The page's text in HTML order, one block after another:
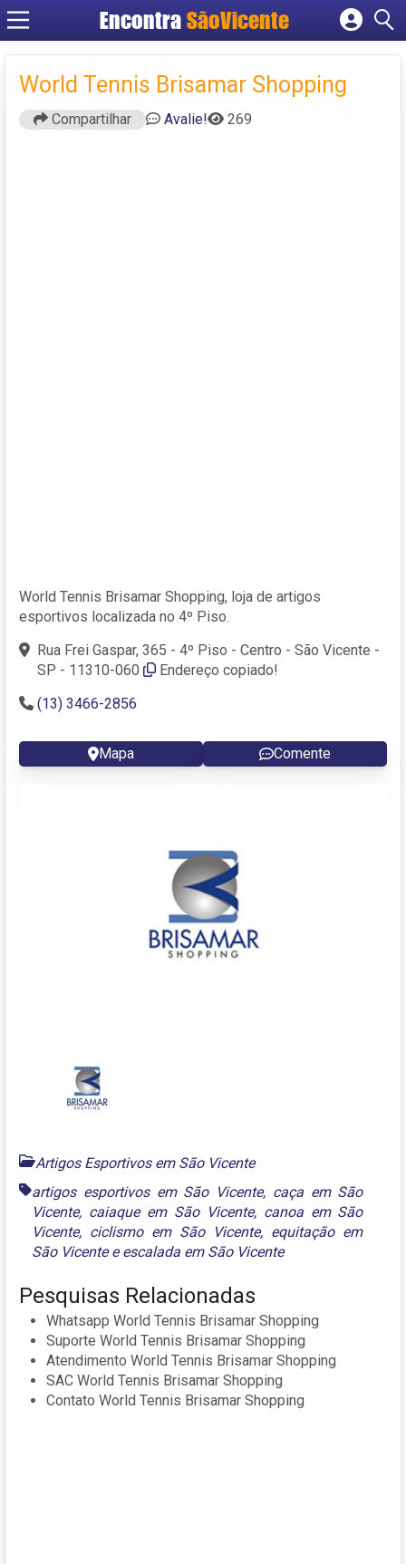
Encontra SãoVicente
Cadastrar empresa
Criar conta
World Tennis Brisamar Shopping
Compartilhar Avalie! 269
World Tennis Brisamar Shopping, loja de artigos
esportivos localizada no 4º Piso.
Rua Frei Gaspar, 365 - 4º Piso - Centro - São Vicente -
SP - 11310-060
Endereço copiado!
(13) 3466-2856
Mapa Comente
Artigos Esportivos em São Vicente
artigos esportivos em São Vicente, caça em São
Vicente, caiaque em São Vicente, canoa em São
Vicente, ciclismo em São Vicente, equitação em
São Vicenteeescalada em São Vicente
Pesquisas Relacionadas
Whatsapp World Tennis Brisamar Shopping
Suporte World Tennis Brisamar Shopping
Atendimento World Tennis Brisamar Shopping
SAC World Tennis Brisamar Shopping
Contato World Tennis Brisamar Shopping